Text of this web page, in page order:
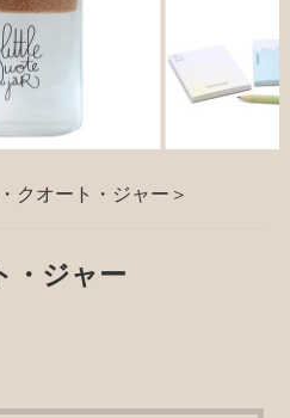
クオート・ジャー＞
・ジャー